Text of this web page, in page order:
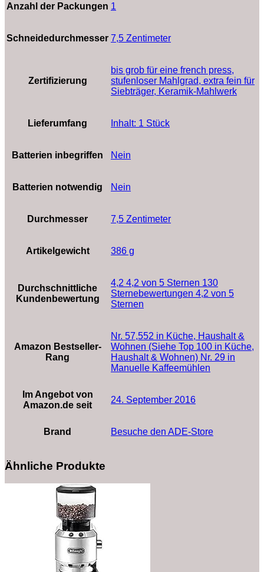
Anzahl der Packungen ‎1
Schneidedurchmesser ‎7,5 Zentimeter
Zertifizierung
‎bis grob für eine french press,
stufenloser Mahlgrad, extra fein für
Siebträger, Keramik-Mahlwerk
Lieferumfang ‎Inhalt: 1 Stück
Batterien inbegriffen ‎Nein
Batterien notwendig ‎Nein
Durchmesser ‎7,5 Zentimeter
Artikelgewicht ‎386 g
Durchschnittliche
Kundenbewertung
4,2 4,2 von 5 Sternen 130
Sternebewertungen 4,2 von 5
Sternen
Amazon Bestseller-
Rang
Nr. 57,552 in Küche, Haushalt &
Wohnen (Siehe Top 100 in Küche,
Haushalt & Wohnen) Nr. 29 in
Manuelle Kaffeemühlen
Im Angebot von
Amazon.de seit
24. September 2016
Brand Besuche den ADE-Store
Ähnliche Produkte